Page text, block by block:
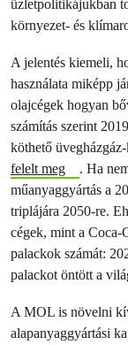
üzletpolitikájukban
környezet- és
A jelentés kiemeli,
használata miképp
olajcégek hogyan
számítás szerint
köthető
felelt meg
. Ha
műanyaggyártás a
triplájára 2050-re.
cégek, mint a Coca-
palackok számát:
palackot öntött a
A MOL is növelni
alapanyaggyártási